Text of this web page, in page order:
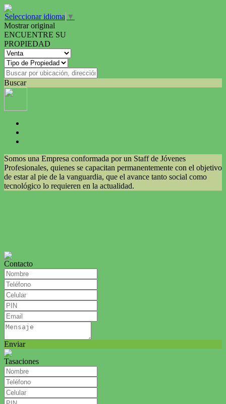
Seleccionar idioma ▼
Mostrar original
ENCUENTRE SU
PROPIEDAD
Buscar
Somos una Empresa conformada por un Staff de Jóvenes
Profesionales, quienes se capacitan permanentemente con el objetivo
de estar al pie de la vanguardia, que el avance tanto social como
tecnológico lo requieren en la actualidad.
Contacto
Enviar
Tasaciones